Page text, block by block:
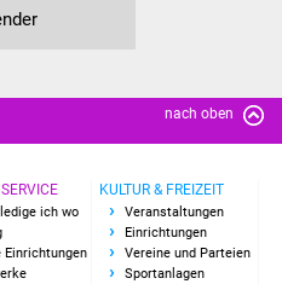
Erlebnisregion
Senioren
nach oben
ich wo
Einrichtungen
KULTUR & FREIZEIT
Veranstaltungen
Einrichtungen
Vereine und Parteien
Sportanlagen